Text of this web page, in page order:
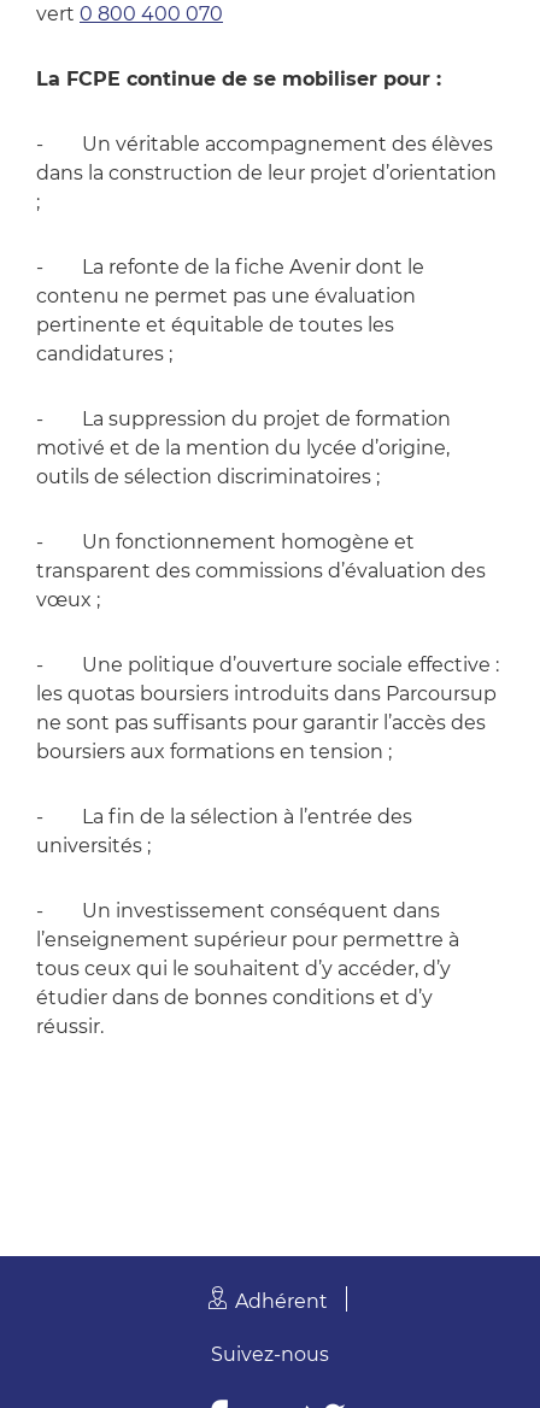
vert 0 800 400 070
La FCPE continue de se mobiliser pour :
- Un véritable accompagnement des élèves
dans la construction de leur projet d’orientation
;
- La refonte de la fiche Avenir dont le
contenu ne permet pas une évaluation
pertinente et équitable de toutes les
candidatures ;
- La suppression du projet de formation
motivé et de la mention du lycée d’origine,
outils de sélection discriminatoires ;
- Un fonctionnement homogène et
transparent des commissions d’évaluation des
vœux ;
- Une politique d’ouverture sociale effective :
les quotas boursiers introduits dans Parcoursup
ne sont pas suffisants pour garantir l’accès des
boursiers aux formations en tension ;
- La fin de la sélection à l’entrée des
universités ;
- Un investissement conséquent dans
l’enseignement supérieur pour permettre à
tous ceux qui le souhaitent d’y accéder, d’y
étudier dans de bonnes conditions et d’y
réussir.
Adhérent
Suivez-nous